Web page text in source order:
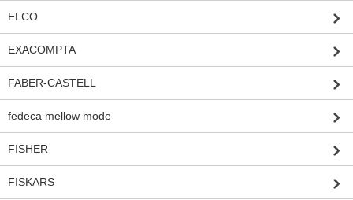
ELCO
EXACOMPTA
FABER-CASTELL
fedeca mellow mode
FISHER
FISKARS